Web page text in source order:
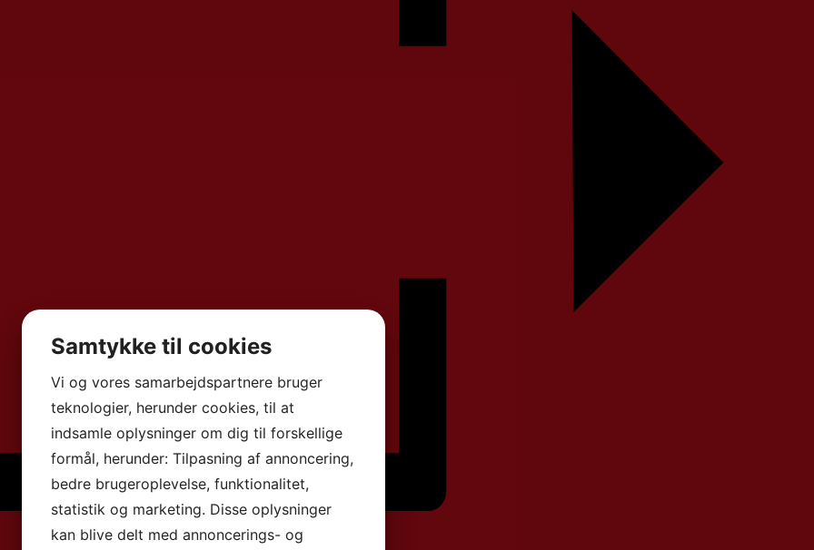
Samtykke til cookies
Vi og vores samarbejdspartnere bruger
teknologier, herunder cookies, til at
indsamle oplysninger om dig til forskellige
formål, herunder: Tilpasning af annoncering,
bedre brugeroplevelse, funktionalitet,
statistik og marketing. Disse oplysninger
kan blive delt med annoncerings- og